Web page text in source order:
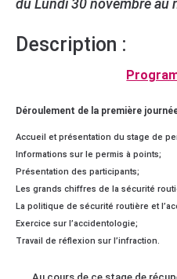
du Lundi 30 novembre au
Description :
Déroulement de la première
Accueil et présentation du stage de
Informations sur le permis à points;
Présentation des participants;
Les grands chiffres de la sécurité
La politique de sécurité routière et
Exercice sur l’accidentologie;
Travail de réflexion sur l’infraction.